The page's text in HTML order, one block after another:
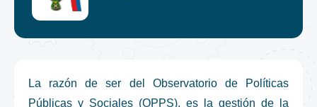
La razón de ser del Observatorio de Políticas
Públicas y Sociales (OPPS), es la gestión de la